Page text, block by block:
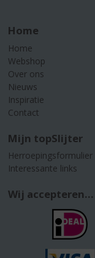
Home
Home
Webshop
Over ons
Nieuws
Inspiratie
Contact
Mijn topSlijter
Herroepingsformulier
Interessante links
Wij accepteren...